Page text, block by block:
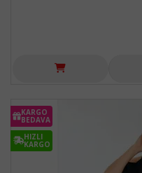
KARGO
BEDAVA
HIZLI
KARGO